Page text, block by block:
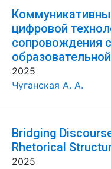
цифровой
сопровождения
2025
Чуганская А. А.
Bridging
Rhetorical
2025